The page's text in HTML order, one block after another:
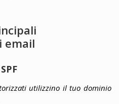
email
utilizzino il tuo dominio